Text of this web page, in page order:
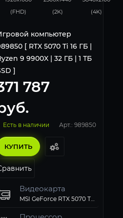
(FHD)
(2K)
(4K)
компьютер
[ RTX 5070 Ti 16 ГБ |
9 9900X | 32 ГБ | 1 ТБ
]
787
Есть в наличии Арт.: 989850
КУПИТЬ
Видеокарта